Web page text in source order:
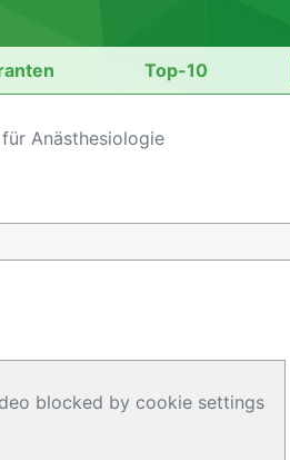
Top-10
Anästhesiologie
blocked by cookie settings